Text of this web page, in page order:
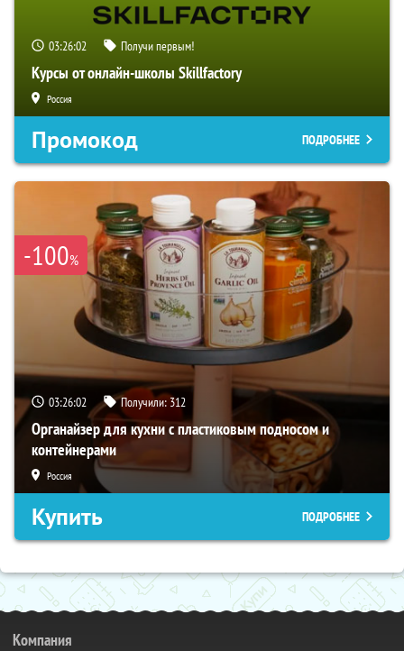
03:26:01 Получи первым!
Курсы от онлайн-школы Skillfactory
Россия
Промокод ПОДРОБНЕЕ
-100%
03:26:01 Получили: 312
Органайзер для кухни с пластиковым подносом и
контейнерами
Россия
Купить ПОДРОБНЕЕ
Компания